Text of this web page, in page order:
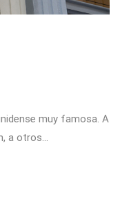
muy famosa. A
a otros...